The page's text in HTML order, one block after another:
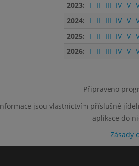
2023:
I II III IV V
2024:
I II III IV V
2025:
I II III IV V
2026:
I II III IV V
Připraveno
jsou vlastnictvím příslušné
aplikace do
Zásady